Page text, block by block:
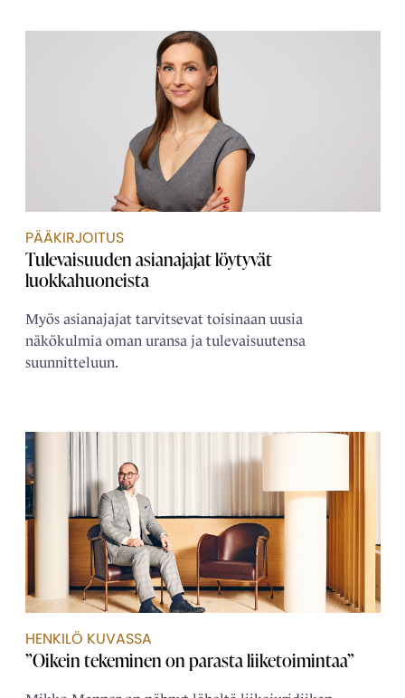
PÄÄKIRJOITUS
Tulevaisuuden asianajajat löytyvät
luokkahuoneista
Myös asianajajat tarvitsevat toisinaan uusia
näkökulmia oman uransa ja tulevaisuutensa
suunnitteluun.
HENKILÖ KUVASSA
”Oikein tekeminen on parasta liiketoimintaa”